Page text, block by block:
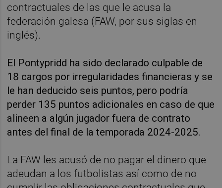
contractuales de las que le acusa la
federación galesa (FAW, por sus siglas en
inglés).
El Pontypridd ha sido declarado culpable de
18 cargos por irregularidades financieras y se
le han deducido seis puntos, pero podría
perder 135 puntos adicionales en caso de que
alineen a algún jugador fuera de contrato
antes del final de la temporada 2024-2025.
La FAW les acusó de no pagar el dinero que
adeudan a los futbolistas así como de no